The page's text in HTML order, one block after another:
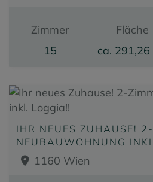
Zimmer
15
Fläche
ca. 291,26
IHR NEUES ZUHAUSE!
NEUBAUWOHNUNG
1160 Wien